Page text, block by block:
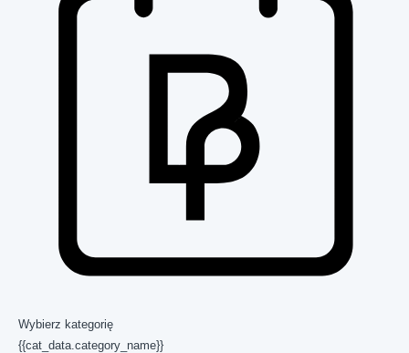
Wybierz kategorię
{{cat_data.category_name}}